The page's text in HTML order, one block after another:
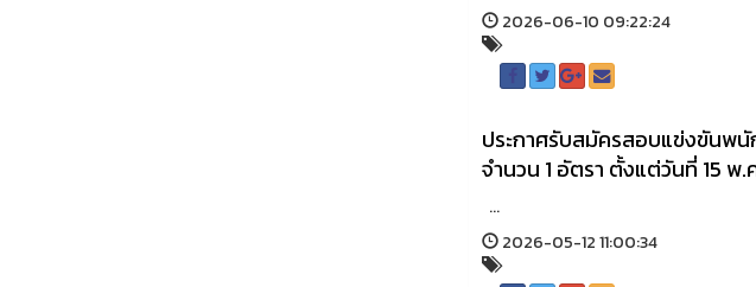
2026-06-10 09:22:24
ประกาศรับสมัครสอบแข่งขันพนั
จำนวน 1 อัตรา ตั้งแต่วันที่ 15 พ
...
2026-05-12 11:00:34